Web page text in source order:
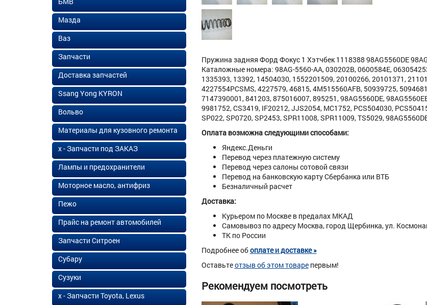
Пружина задняя Форд Фокус 1 Хэтчбек 1118388 98AG5560DE
Каталожные номера: 98AG-5560-AA, 030202B, 0600584E,
1335393, 13392, 14504030, 1552201509, 20100266, 20101371,
4227554PCSMS, 4227579, 46815, 4M515560AFB, 50939725,
7147390001, 841203, 875016007, 895251, 98AG5560DE,
9981752, CS3419, IF20212, JJS2054, MC1752, PCS504030,
SP022, SP0720, SP2453, SPR11008, SPR11009, TS5029,
Оплата возможна следующими способами:
Яндекс.Деньги
Перевод через платежную систему
Перевод через салоны сотовой связи
Перевод на банковскую карту Сбербанка или ВТБ
Безналичный расчет
Доставка:
Курьером по Москве в предалах МКАД
Самовывоз по адресу Москва, город Щербинка, ул.
ТК по России
Подробнее обоплате и доставке »
Оставьтеотзыв об этом товарепервым!
Рекомендуем посмотреть
Мазда
Ваз
Запчасти
Доставка запчастей
Ssang Yong KYRON
Вольво
Материалы для кузовного ремонта
х - Запчасти под ЗАКАЗ
Лампы и предохранители
Моторное масло, антифриз
Пежо
Прайс на ремонт автомобилей
Запчасти Ситроен
Субару
Сузуки
х - Запчасти Toyota, Lexus